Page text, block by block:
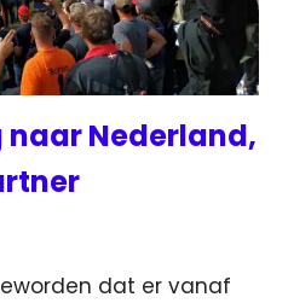
naar Nederland,
dat er vanaf